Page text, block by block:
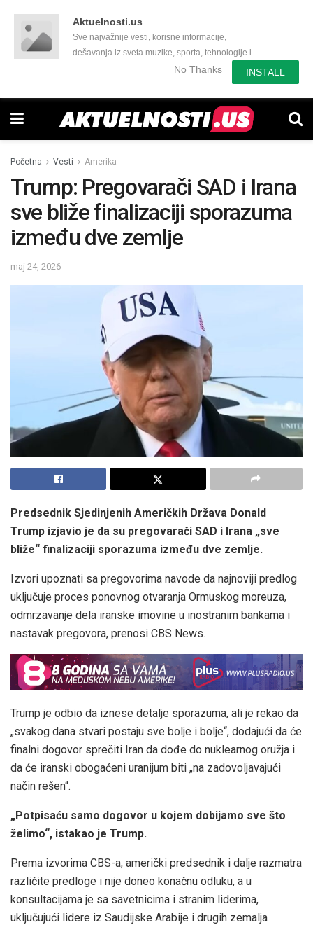
Aktuelnosti.us
Sve najvažnije vesti, korisne informacije,
dešavanja iz sveta muzike, sporta, tehnologije i
još mnogo toga zanimljivog.No Thanks INSTALL
Početna Vesti Amerika
Trump: Pregovarači SAD i Irana
sve bliže finalizaciji sporazuma
između dve zemlje
maj 24, 2026
Predsednik Sjedinjenih Američkih Država Donald
Trump izjavio je da su pregovarači SAD i Irana „sve
bliže“ finalizaciji sporazuma između dve zemlje.
Izvori upoznati sa pregovorima navode da najnoviji predlog
uključuje proces ponovnog otvaranja Ormuskog moreuza,
odmrzavanje dela iranske imovine u inostranim bankama i
nastavak pregovora, prenosi CBS News.
Trump je odbio da iznese detalje sporazuma, ali je rekao da
„svakog dana stvari postaju sve bolje i bolje“, dodajući da će
finalni dogovor sprečiti Iran da dođe do nuklearnog oružja i
da će iranski obogaćeni uranijum biti „na zadovoljavajući
način rešen“.
„Potpisaću samo dogovor u kojem dobijamo sve što
želimo“, istakao je Trump.
Prema izvorima CBS-a, američki predsednik i dalje razmatra
različite predloge i nije doneo konačnu odluku, a u
konsultacijama je sa savetnicima i stranim liderima,
uključujući lidere iz Saudijske Arabije i drugih zemalja